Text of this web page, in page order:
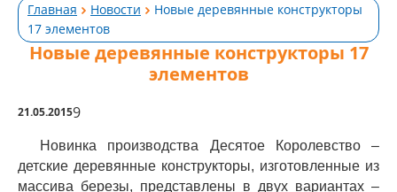
Главная Новости
Новые деревянные конструкторы
17 элементов
Новые деревянные конструкторы 17
элементов
21.05.20159
Новинка производства Десятое Королевство –
детские деревянные конструкторы, изготовленные из
массива березы, представлены в двух вариантах –